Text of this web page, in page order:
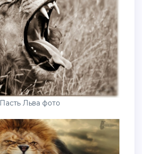
Пасть Льва фото